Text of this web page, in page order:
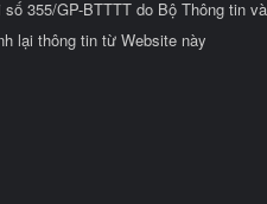
355/GP-BTTTT do Bộ Thông tin
lại thông tin từ Website này